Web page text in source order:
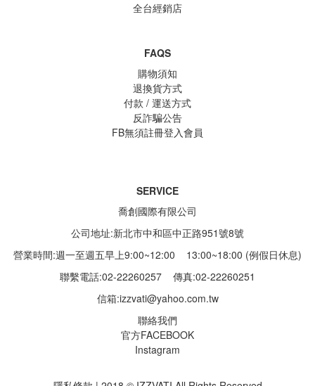
全台經銷店
FAQS
購物須知
退換貨方式
付款 / 運送方式
反詐騙公告
FB無須註冊登入會員
SERVICE
喬創國際有限公司
公司地址:新北市中和區中正路951號8號
營業時間:週一至週五早上9:00~12:00 13:00~18:00 (例假日休息)
聯繫電話:02-22260257 傳真:02-22260251
信箱:izzvati@yahoo.com.tw
聯絡我們
官方FACEBOOK
Instagram